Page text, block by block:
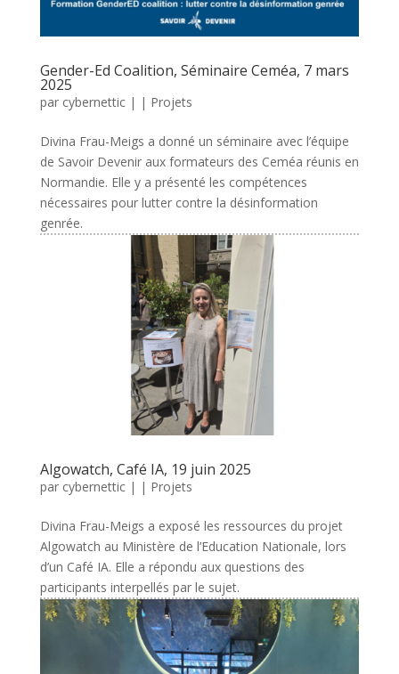
Gender-Ed Coalition, Séminaire Ceméa, 7 mars
2025
par cybernettic| | Projets
Divina Frau-Meigs a donné un séminaire avec l’équipe
de Savoir Devenir aux formateurs des Ceméa réunis en
Normandie. Elle y a présenté les compétences
nécessaires pour lutter contre la désinformation
genrée.
Algowatch, Café IA, 19 juin 2025
par cybernettic| | Projets
Divina Frau-Meigs a exposé les ressources du projet
Algowatch au Ministère de l’Education Nationale, lors
d’un Café IA. Elle a répondu aux questions des
participants interpellés par le sujet.